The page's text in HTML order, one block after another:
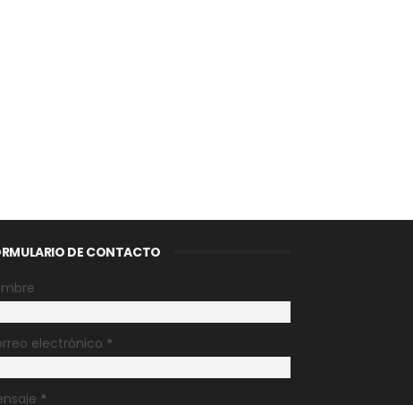
DE CONTACTO
electrónico *
*